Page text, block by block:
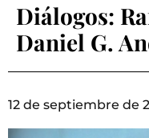
Diálogos:
Daniel G.
12 de septiembre de